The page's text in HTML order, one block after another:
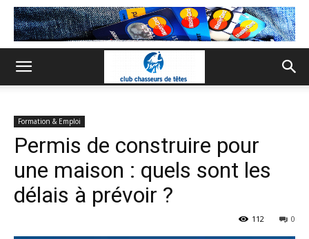
Formation & Emploi
Permis de construire pour
une maison : quels sont les
délais à prévoir ?
0
112